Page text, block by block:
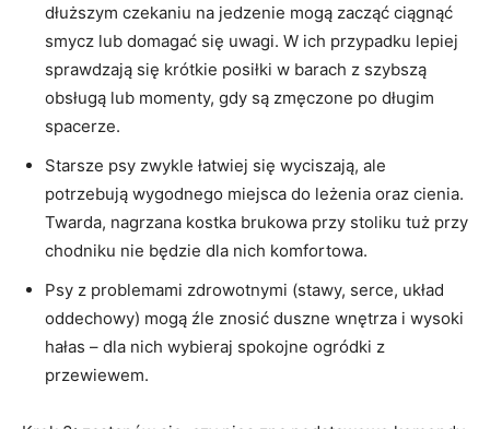
dłuższym czekaniu na jedzenie mogą zacząć ciągnąć
smycz lub domagać się uwagi. W ich przypadku lepiej
sprawdzają się krótkie posiłki w barach z szybszą
obsługą lub momenty, gdy są zmęczone po długim
spacerze.
Starsze psy zwykle łatwiej się wyciszają, ale
potrzebują wygodnego miejsca do leżenia oraz cienia.
Twarda, nagrzana kostka brukowa przy stoliku tuż przy
chodniku nie będzie dla nich komfortowa.
Psy z problemami zdrowotnymi (stawy, serce, układ
oddechowy) mogą źle znosić duszne wnętrza i wysoki
hałas – dla nich wybieraj spokojne ogródki z
przewiewem.